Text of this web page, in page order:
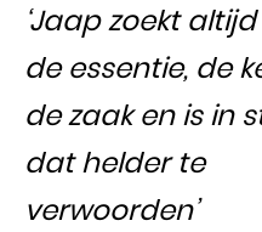
‘Jaap zoekt
de essentie, de
de zaak en is in
dat helder te
verwoorden’